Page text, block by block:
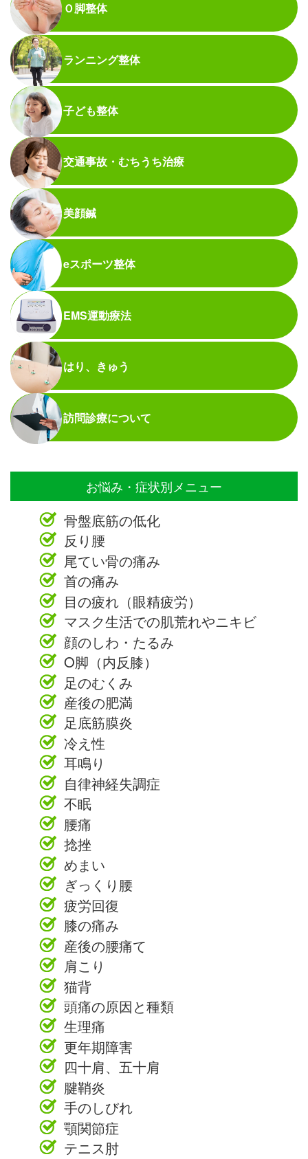
Ｏ脚整体
ランニング整体
子ども整体
交通事故・むちうち治療
美顔鍼
eスポーツ整体
EMS運動療法
はり、きゅう
訪問診療について
お悩み・症状別メニュー
骨盤底筋の低化
反り腰
尾てい骨の痛み
首の痛み
目の疲れ（眼精疲労）
マスク生活での肌荒れやニキビ
顔のしわ・たるみ
O脚（内反膝）
足のむくみ
産後の肥満
足底筋膜炎
冷え性
耳鳴り
自律神経失調症
不眠
腰痛
捻挫
めまい
ぎっくり腰
疲労回復
膝の痛み
産後の腰痛て
肩こり
猫背
頭痛の原因と種類
生理痛
更年期障害
四十肩、五十肩
腱鞘炎
手のしびれ
顎関節症
テニス肘